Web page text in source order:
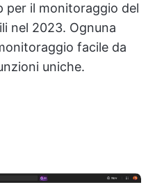
per il monitoraggio del
nel 2023. Ognuna
facile da
uniche.